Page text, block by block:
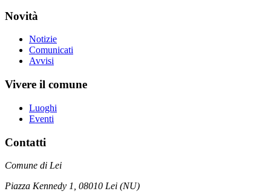
Novità
Notizie
Comunicati
Avvisi
Vivere il comune
Luoghi
Eventi
Contatti
Comune di Lei
Piazza Kennedy 1, 08010 Lei (NU)